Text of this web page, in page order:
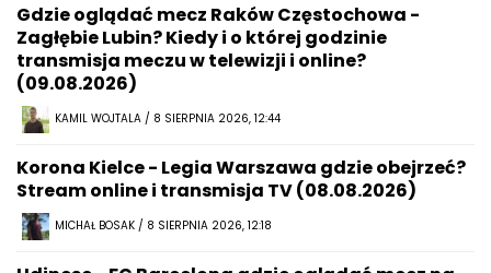
Gdzie oglądać mecz Raków Częstochowa -
Zagłębie Lubin? Kiedy i o której godzinie
transmisja meczu w telewizji i online?
(09.08.2026)
KAMIL WOJTALA / 8 SIERPNIA 2026, 12:44
Korona Kielce - Legia Warszawa gdzie obejrzeć?
Stream online i transmisja TV (08.08.2026)
MICHAŁ BOSAK / 8 SIERPNIA 2026, 12:18